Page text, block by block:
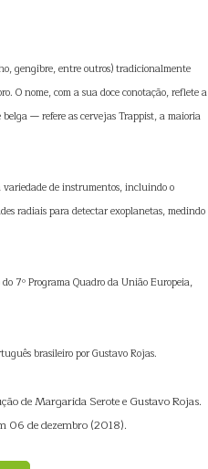
gengibre, entre outros) tradicionalmente
O nome, com a sua doce conotação, reflete a
belga — refere as cervejas Trappist, a maioria
variedade de instrumentos, incluindo o
radiais para detectar exoplanetas, medindo
7º Programa Quadro da União Europeia,
brasileiro por Gustavo Rojas.
de Margarida Serote e Gustavo Rojas.
06 de dezembro (2018).